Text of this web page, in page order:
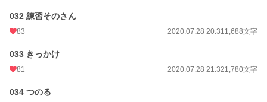
032 練習そのさん
83 2020.07.28 20:311,688文字
033 きっかけ
81 2020.07.28 21:321,780文字
034 つのる